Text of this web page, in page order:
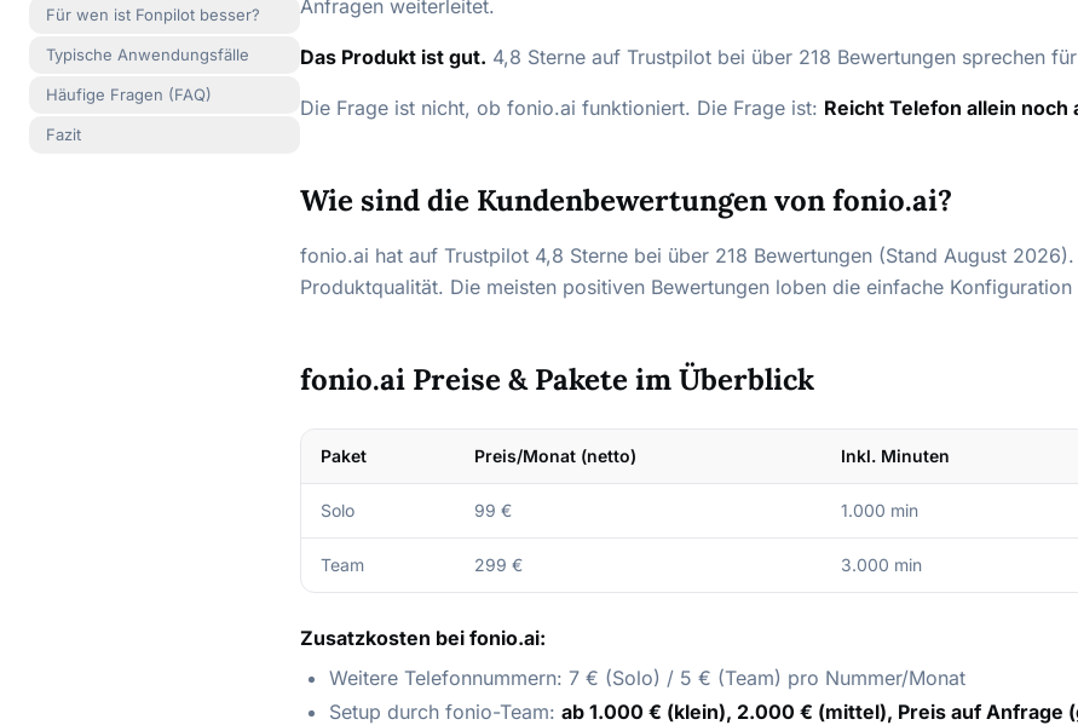
Für wen ist Fonpilot besser?
Typische Anwendungsfälle
Häufige Fragen (FAQ)
Fazit
Anfragen weiterleitet.
Das Produkt ist gut. 4,8 Sterne auf Trustpilot bei über 218 Bewertungen sprechen
Die Frage ist nicht, ob fonio.ai funktioniert. Die Frage ist: Reicht Telefon allein noch
Wie sind die Kundenbewertungen von fonio.ai?
fonio.ai hat auf Trustpilot 4,8 Sterne bei über 218 Bewertungen (Stand August
Produktqualität. Die meisten positiven Bewertungen loben die einfache
fonio.ai Preise & Pakete im Überblick
Paket Preis/Monat (netto) Inkl. Minuten
Solo 99 € 1.000 min
Team 299 € 3.000 min
Zusatzkosten bei fonio.ai:
Weitere Telefonnummern: 7 € (Solo) / 5 € (Team) pro Nummer/Monat
Setup durch fonio-Team: ab 1.000 € (klein), 2.000 € (mittel), Preis auf Anfrage